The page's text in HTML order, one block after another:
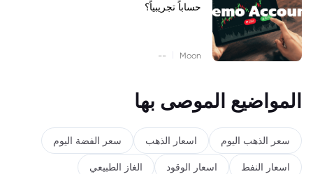
حساباً تجريبياً؟
Moon
--
المواضيع الموصى بها
سعر الذهب اليوم اسعار الذهب سعر الفضة اليوم
اسعار النفط اسعار الوقود الغاز الطبيعي